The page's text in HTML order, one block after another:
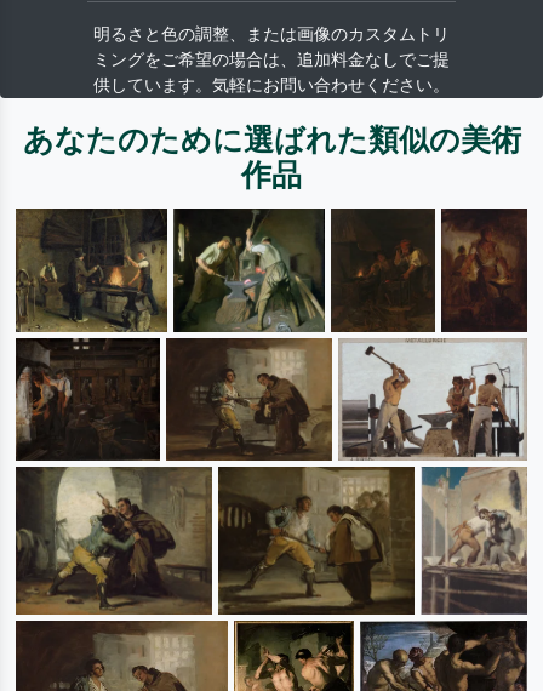
明るさと色の調整、または画像のカスタムトリ
ミングをご希望の場合は、追加料金なしでご提
供しています。気軽にお問い合わせください。
あなたのために選ばれた類似の美術
作品